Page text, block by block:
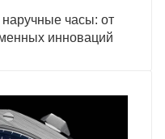
часы: от
инноваций